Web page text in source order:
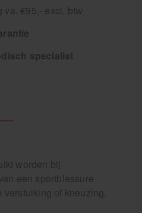
va. €95,- excl. btw
specialist
worden bij
een sportblessure
verstuiking of kneuzing.